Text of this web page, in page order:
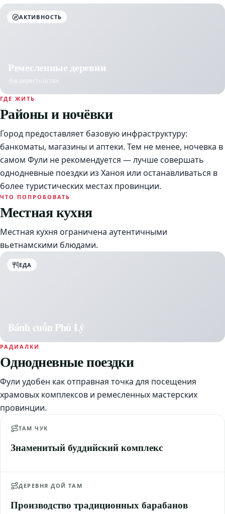
АКТИВНОСТЬ
Ремесленные деревни
в окрестностях
ГДЕ ЖИТЬ
Районы и ночёвки
Город предоставляет базовую инфраструктуру:
банкоматы, магазины и аптеки. Тем не менее, ночевка в
самом Фули не рекомендуется — лучше совершать
однодневные поездки из Ханоя или останавливаться в
более туристических местах провинции.
ЧТО ПОПРОБОВАТЬ
Местная кухня
Местная кухня ограничена аутентичными
вьетнамскими блюдами.
ЕДА
Bánh cuốn Phủ Lý
РАДИАЛКИ
Однодневные поездки
Фули удобен как отправная точка для посещения
храмовых комплексов и ремесленных мастерских
провинции.
ТАМ ЧУК
Знаменитый буддийский комплекс
ДЕРЕВНЯ ДОЙ ТАМ
Производство традиционных барабанов